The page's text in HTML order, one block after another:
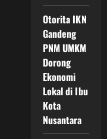
Otorita IKN
Gandeng
PNM UMKM
Dorong
Ekonomi
Lokal di Ibu
Kota
Nusantara